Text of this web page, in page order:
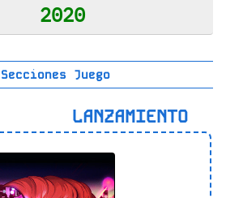
2020
Secciones Juego
LANZAMIENTO